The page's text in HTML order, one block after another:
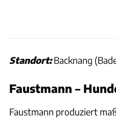
Standort:Backnang
Faustmann –
Faustmann produziert